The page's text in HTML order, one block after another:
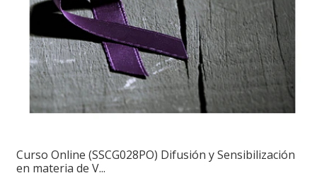
Curso Online (SSCG028PO) Difusión y Sensibilización
en materia de V...